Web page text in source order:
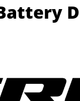
Battery